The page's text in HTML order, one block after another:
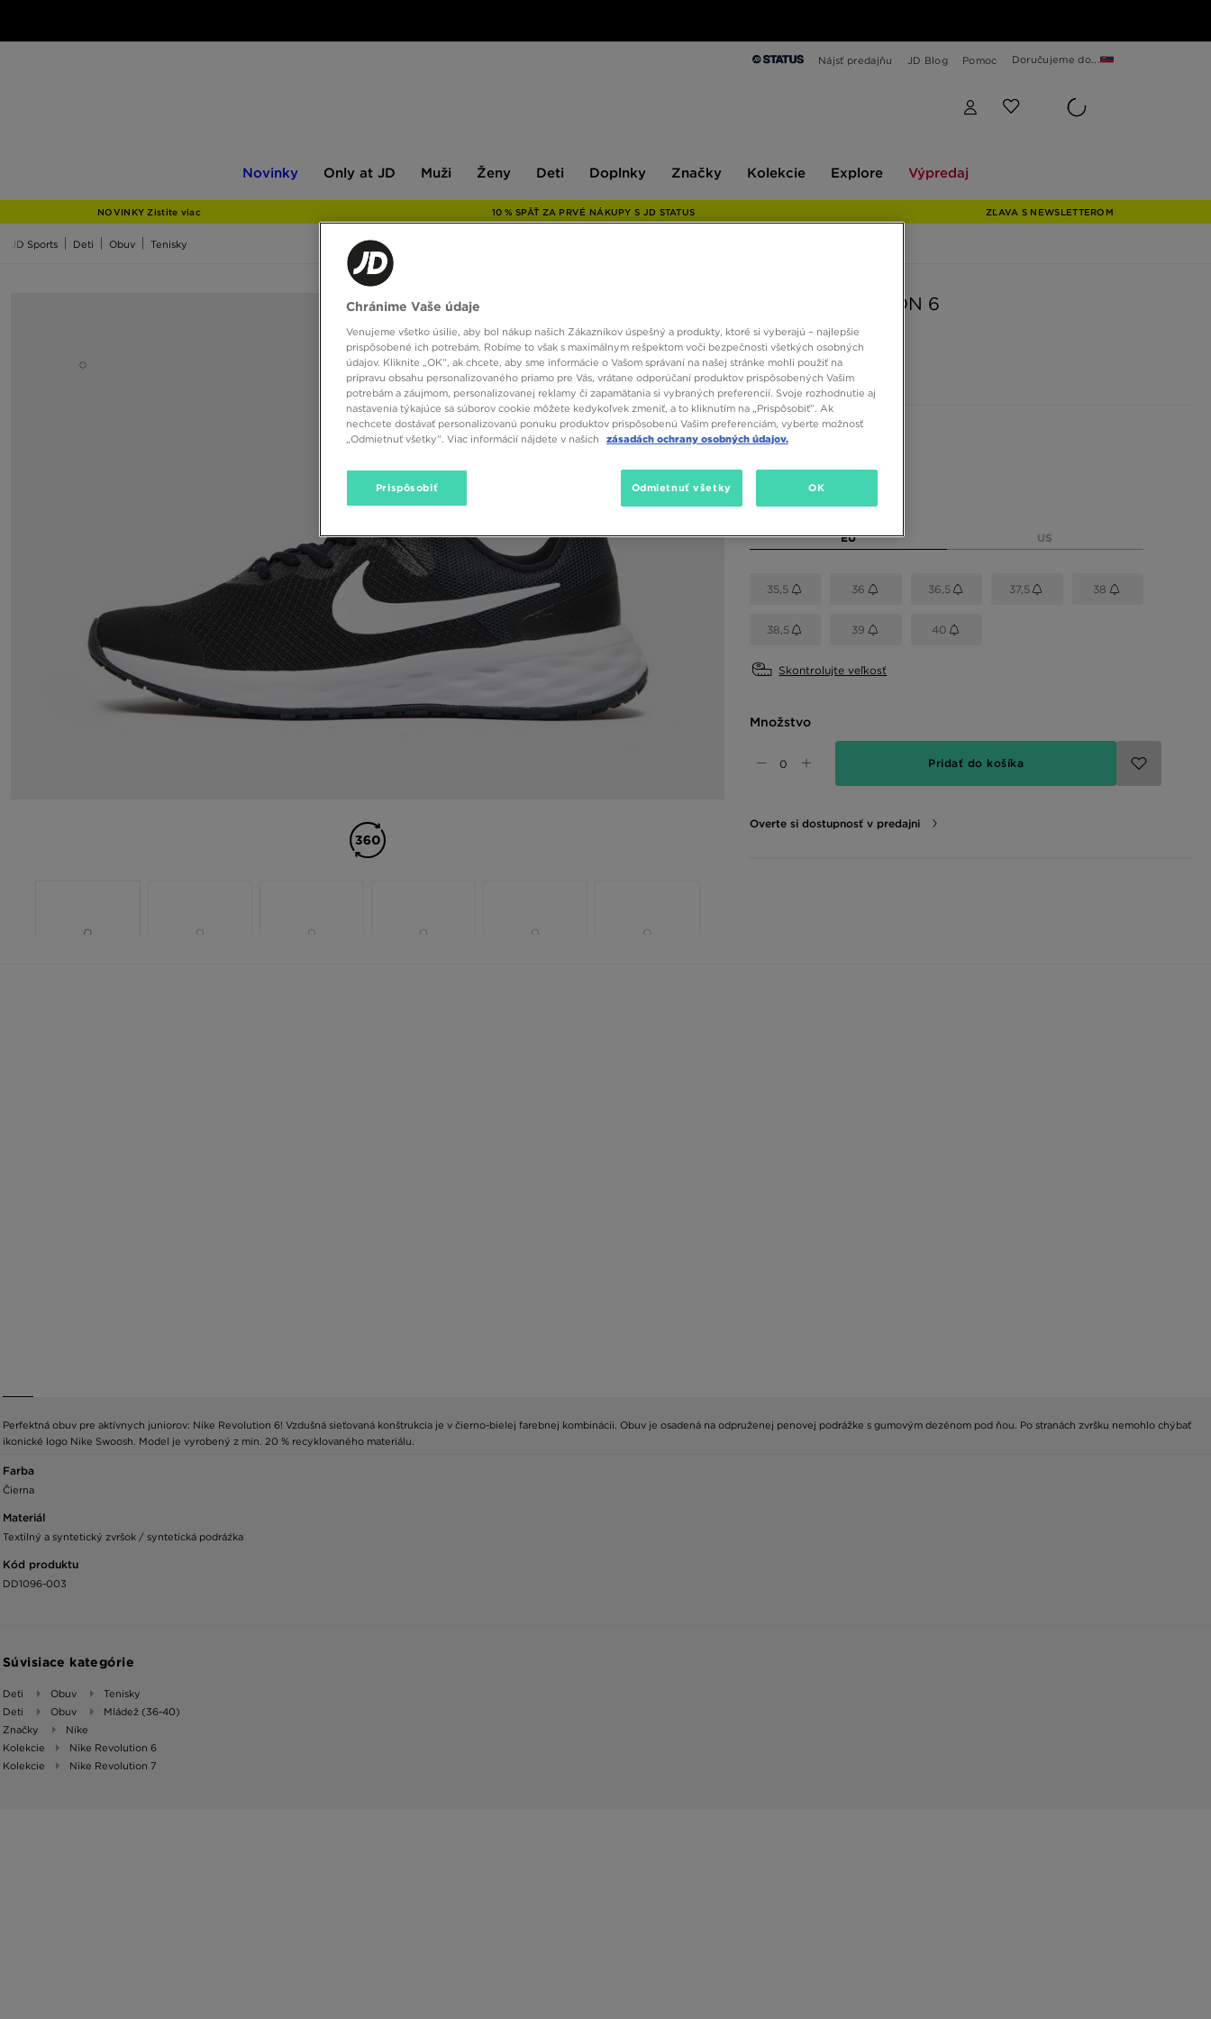
Nájsť predajňu JD Blog Pomoc Doručujeme do...
Novinky
JD
Only at JD Muži Ženy Deti Doplnky Značky Kolekcie Explore Výpredaj
NOVINKY Zistite viac 10 % SPÄŤ ZA PRVÉ NÁKUPY S JD STATUS ZĽAVA S NEWSLETTEROM
JD Sports Deti Obuv Tenisky
NIKE REVOLUTION 6
27,00 €
Dostupné farby
EU US
35,5 36 36,5 37,5 38
38,5 39 40
Skontrolujte veľkosť
Množstvo
Pridať do košíka
Overte si dostupnosť v predajni
Perfektná obuv pre aktívnych juniorov: Nike Revolution 6! Vzdušná sieťovaná konštrukcia je v čierno-bielej farebnej kombinácii. Obuv je osadená na odpruženej penovej podrážke s gumovým dezénom pod ňou. Po stranách zvršku nemohlo chýbať
ikonické logo Nike Swoosh. Model je vyrobený z min. 20 % recyklovaného materiálu.
Farba
Čierna
Materiál
Textilný a syntetický zvršok / syntetická podráźka
Kód produktu
DD1096-003
Súvisiace kategórie
Deti Obuv
Tenisky
Deti
Obuv
Mládež (36-40)
Značky
Nike
Kolekcie
Nike Revolution 6
Kolekcie
Nike Revolution 7
Chránime Vaše údaje
Venujeme všetko úsilie, aby bol nákup našich Zákazníkov úspešný a produkty, ktoré si vyberajú – najlepšie
prispôsobené ich potrebám. Robíme to však s maximálnym rešpektom voči bezpečnosti všetkých osobných
údajov. Kliknite „OK”, ak chcete, aby sme informácie o Vašom správaní na našej stránke mohli použiť na
prípravu obsahu personalizovaného priamo pre Vás, vrátane odporúčaní produktov prispôsobených Vašim
potrebám a záujmom, personalizovanej reklamy či zapamätania si vybraných preferencií. Svoje rozhodnutie aj
nastavenia týkajúce sa súborov cookie môžete kedykoľvek zmeniť, a to kliknutím na „Prispôsobiť”. Ak
nechcete dostávať personalizovanú ponuku produktov prispôsobenú Vašim preferenciám, vyberte možnosť
„Odmietnuť všetky”. Viac informácií nájdete v našich
zásadách ochrany osobných údajov.
Prispôsobiť Odmietnuť všetky OK